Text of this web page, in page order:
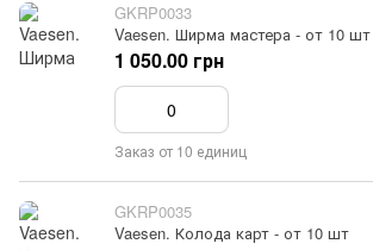
GKRP0033
Vaesen. Ширма мастера - от 10 шт
1 050.00 грн
Заказ от 10 единиц
GKRP0035
Vaesen. Колода карт - от 10 шт